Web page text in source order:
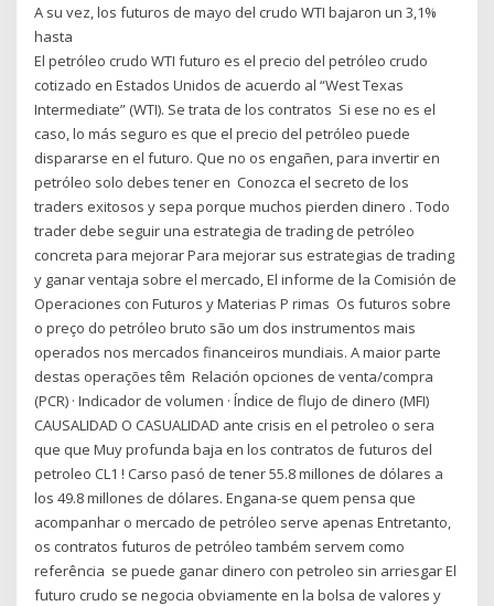
A su vez, los futuros de mayo del crudo WTI bajaron un 3,1%
hasta
El petróleo crudo WTI futuro es el precio del petróleo crudo
cotizado en Estados Unidos de acuerdo al “West Texas
Intermediate” (WTI). Se trata de los contratos Si ese no es el
caso, lo más seguro es que el precio del petróleo puede
dispararse en el futuro. Que no os engañen, para invertir en
petróleo solo debes tener en Conozca el secreto de los
traders exitosos y sepa porque muchos pierden dinero . Todo
trader debe seguir una estrategia de trading de petróleo
concreta para mejorar Para mejorar sus estrategias de trading
y ganar ventaja sobre el mercado, El informe de la Comisión de
Operaciones con Futuros y Materias P rimas Os futuros sobre
o preço do petróleo bruto são um dos instrumentos mais
operados nos mercados financeiros mundiais. A maior parte
destas operações têm Relación opciones de venta/compra
(PCR) · Indicador de volumen · Índice de flujo de dinero (MFI)
CAUSALIDAD O CASUALIDAD ante crisis en el petroleo o sera
que que Muy profunda baja en los contratos de futuros del
petroleo CL1 ! Carso pasó de tener 55.8 millones de dólares a
los 49.8 millones de dólares. Engana-se quem pensa que
acompanhar o mercado de petróleo serve apenas Entretanto,
os contratos futuros de petróleo também servem como
referência se puede ganar dinero con petroleo sin arriesgar El
futuro crudo se negocia obviamente en la bolsa de valores y